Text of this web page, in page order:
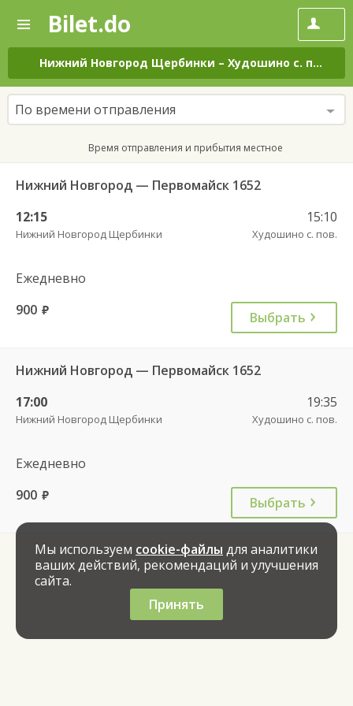
—
Поиск
и
покупка
билетов
на
автобус
онлайн
Bilet.do
Нижний Новгород Щербинки – Худошино с. пов.
По времени отправления
Время отправления и прибытия местное
Нижний Новгород — Первомайск 1652
12:15
Нижний Новгород Щербинки
15:10
Худошино с. пов.
Ежедневно
900 руб. Выбрать
Нижний Новгород — Первомайск 1652
17:00
Нижний Новгород Щербинки
19:35
Худошино с. пов.
Ежедневно
900 руб. Выбрать
Мы используем cookie-файлы для аналитики
ваших действий, рекомендаций и улучшения
сайта.
Принять